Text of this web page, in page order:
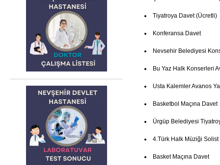
Tiyatroya Davet (Ücretli)
Konferansa Davet
Nevsehir Belediyesi
Bu Yaz Halk Konserleri
Usta Kalemler Avanos
Basketbol Maçına Davet
Ürgüp Belediyesi
4.Türk Halk Müziği Solist
Basket Maçına Davet